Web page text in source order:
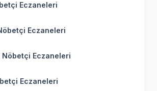
Eczaneleri
Eczaneleri
Nöbetçi Eczaneleri
Eczaneleri